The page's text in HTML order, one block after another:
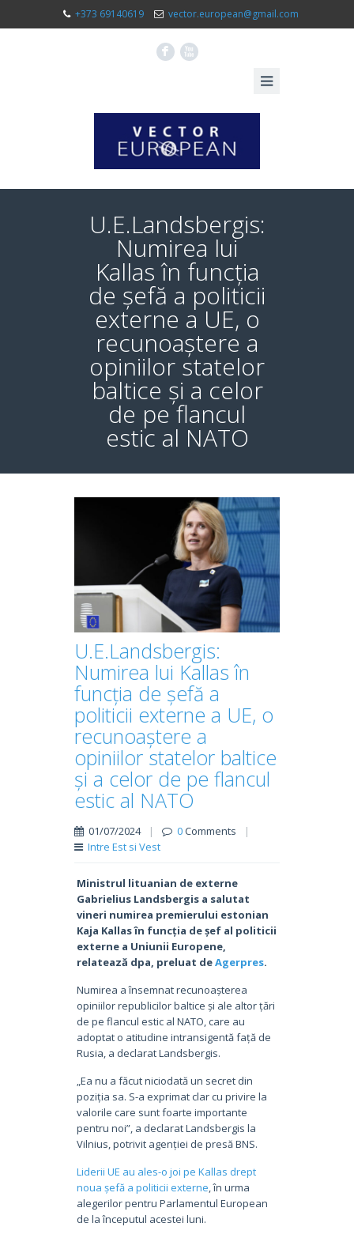
+373 69140619 vector.european@gmail.com
F X
U.E.Landsbergis:
Numirea lui
Kallas în funcția
de șefă a politicii
externe a UE, o
recunoaștere a
opiniilor statelor
baltice și a celor
de pe flancul
estic al NATO
U.E.Landsbergis:
Numirea lui Kallas în
funcția de șefă a
politicii externe a UE, o
recunoaștere a
opiniilor statelor baltice
și a celor de pe flancul
estic al NATO
01/07/2024 | 0Comments
|
Intre Est si Vest
Ministrul lituanian de externe
Gabrielius Landsbergis a salutat
vineri numirea premierului estonian
Kaja Kallas în funcția de șef al politicii
externe a Uniunii Europene,
relatează dpa, preluat deAgerpres.
Numirea a însemnat recunoașterea
opiniilor republicilor baltice și ale altor țări
de pe flancul estic al NATO, care au
adoptat o atitudine intransigentă față de
Rusia, a declarat Landsbergis.
„Ea nu a făcut niciodată un secret din
poziția sa. S-a exprimat clar cu privire la
valorile care sunt foarte importante
pentru noi”, a declarat Landsbergis la
Vilnius, potrivit agenției de presă BNS.
Liderii UE au ales-o joi pe Kallas drept
noua șefă a politicii externe, în urma
alegerilor pentru Parlamentul European
de la începutul acestei luni.